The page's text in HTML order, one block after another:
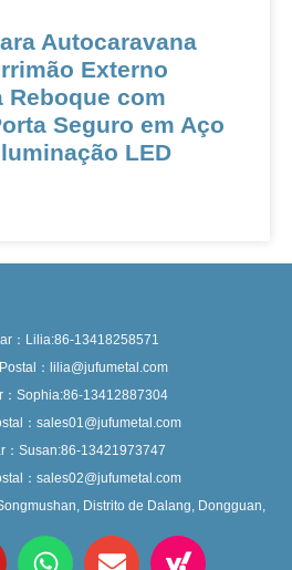
Autocaravana
Externo
Reboque com
Seguro em Aço
LED
：Lilia:86-13418258571
：lilia@jufumetal.com
Sophia:86-13412887304
：sales01@jufumetal.com
：Susan:86-13421973747
：sales02@jufumetal.com
Distrito de Dalang, Dongguan,